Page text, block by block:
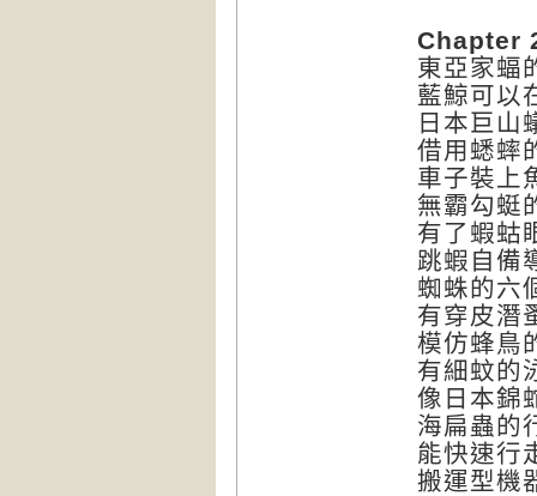
Chapter
東亞家蝠
藍鯨可以
日本巨山
借用蟋蟀
車子裝上
無霸勾蜓
有了蝦蛄
跳蝦自備
蜘蛛的六
有穿皮潛
模仿蜂鳥
有細蚊的
像日本錦
海扁蟲的
能快速行
搬運型機